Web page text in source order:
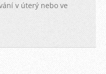
v úterý nebo ve